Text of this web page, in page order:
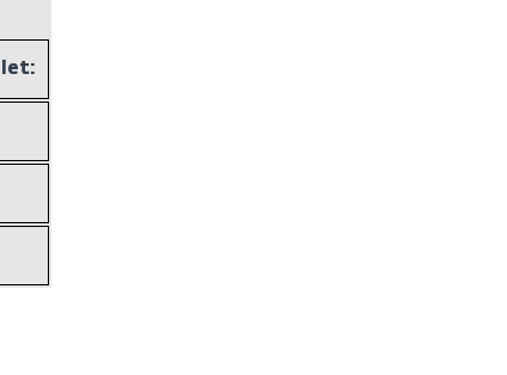
let: